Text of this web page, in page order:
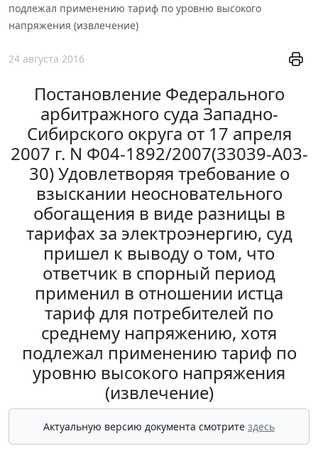
подлежал применению тариф по уровню высокого
напряжения (извлечение)
24 августа 2016
Постановление Федерального
арбитражного суда Западно-
Сибирского округа от 17 апреля
2007 г. N Ф04-1892/2007(33039-А03-
30) Удовлетворяя требование о
взыскании неосновательного
обогащения в виде разницы в
тарифах за электроэнергию, суд
пришел к выводу о том, что
ответчик в спорный период
применил в отношении истца
тариф для потребителей по
среднему напряжению, хотя
подлежал применению тариф по
уровню высокого напряжения
(извлечение)
Актуальную версию документа смотрите здесь